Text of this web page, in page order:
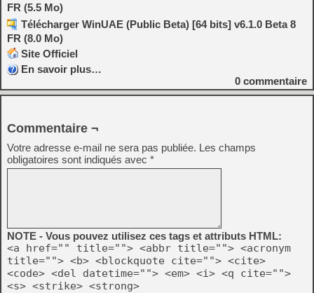
FR (5.5 Mo)
Télécharger WinUAE (Public Beta) [64 bits] v6.1.0 Beta 8
FR (8.0 Mo)
Site Officiel
En savoir plus…
0 commentaire
Commentaire ¬
Votre adresse e-mail ne sera pas publiée. Les champs
obligatoires sont indiqués avec *
NOTE - Vous pouvez utilisez ces tags et attributs HTML:
<a href="" title=""> <abbr title=""> <acronym
title=""> <b> <blockquote cite=""> <cite>
<code> <del datetime=""> <em> <i> <q cite="">
<s> <strike> <strong>